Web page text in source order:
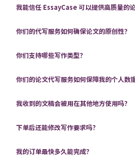
我能信任 EssayCase 可以提供高质量的论
你们的代写服务如何确保论文的原创性？
你们支持哪些写作类型？
你们的论文代写服务如何保障我的个人数
我收到的文稿会被用在其他地方使用吗？
下单后还能修改写作要求吗？
我的订单最快多久能完成？